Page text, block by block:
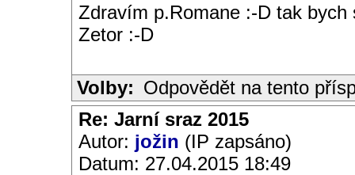
Zdravím p.Romane :-D tak
Zetor :-D
Volby: Odpovědět na tento
Re: Jarní sraz 2015
Autor: jožin (IP zapsáno)
Datum: 27.04.2015 18:49